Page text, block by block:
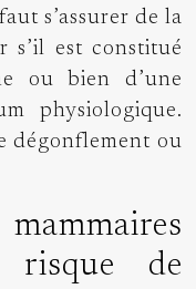
s’assurer de la
est constitué
ou bien d’une
physiologique.
dégonflement ou
risque de